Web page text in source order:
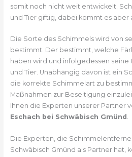
somit noch nicht weit entwickelt.
und Tier giftig, dabei kommt es aber
Die Sorte des Schimmels wird von
bestimmt. Der bestimmt, welche
haben wird und infolgedessen seine
und Tier. Unabhängig davon ist ein
die korrekte Schimmelart zu
Maßnahmen zur Beseitigung
Ihnen die Experten unserer Partner
Eschach bei Schwäbisch Gmünd .
Die Experten, die
Schwäbisch Gmünd als Partner hat,